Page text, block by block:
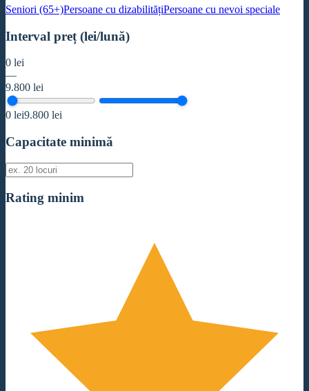
Seniori (65+)Persoane cu dizabilitățiPersoane cu nevoi speciale
Interval preț (lei/lună)
0 lei
—
9.800 lei
0 lei9.800 lei
Capacitate minimă
Rating minim